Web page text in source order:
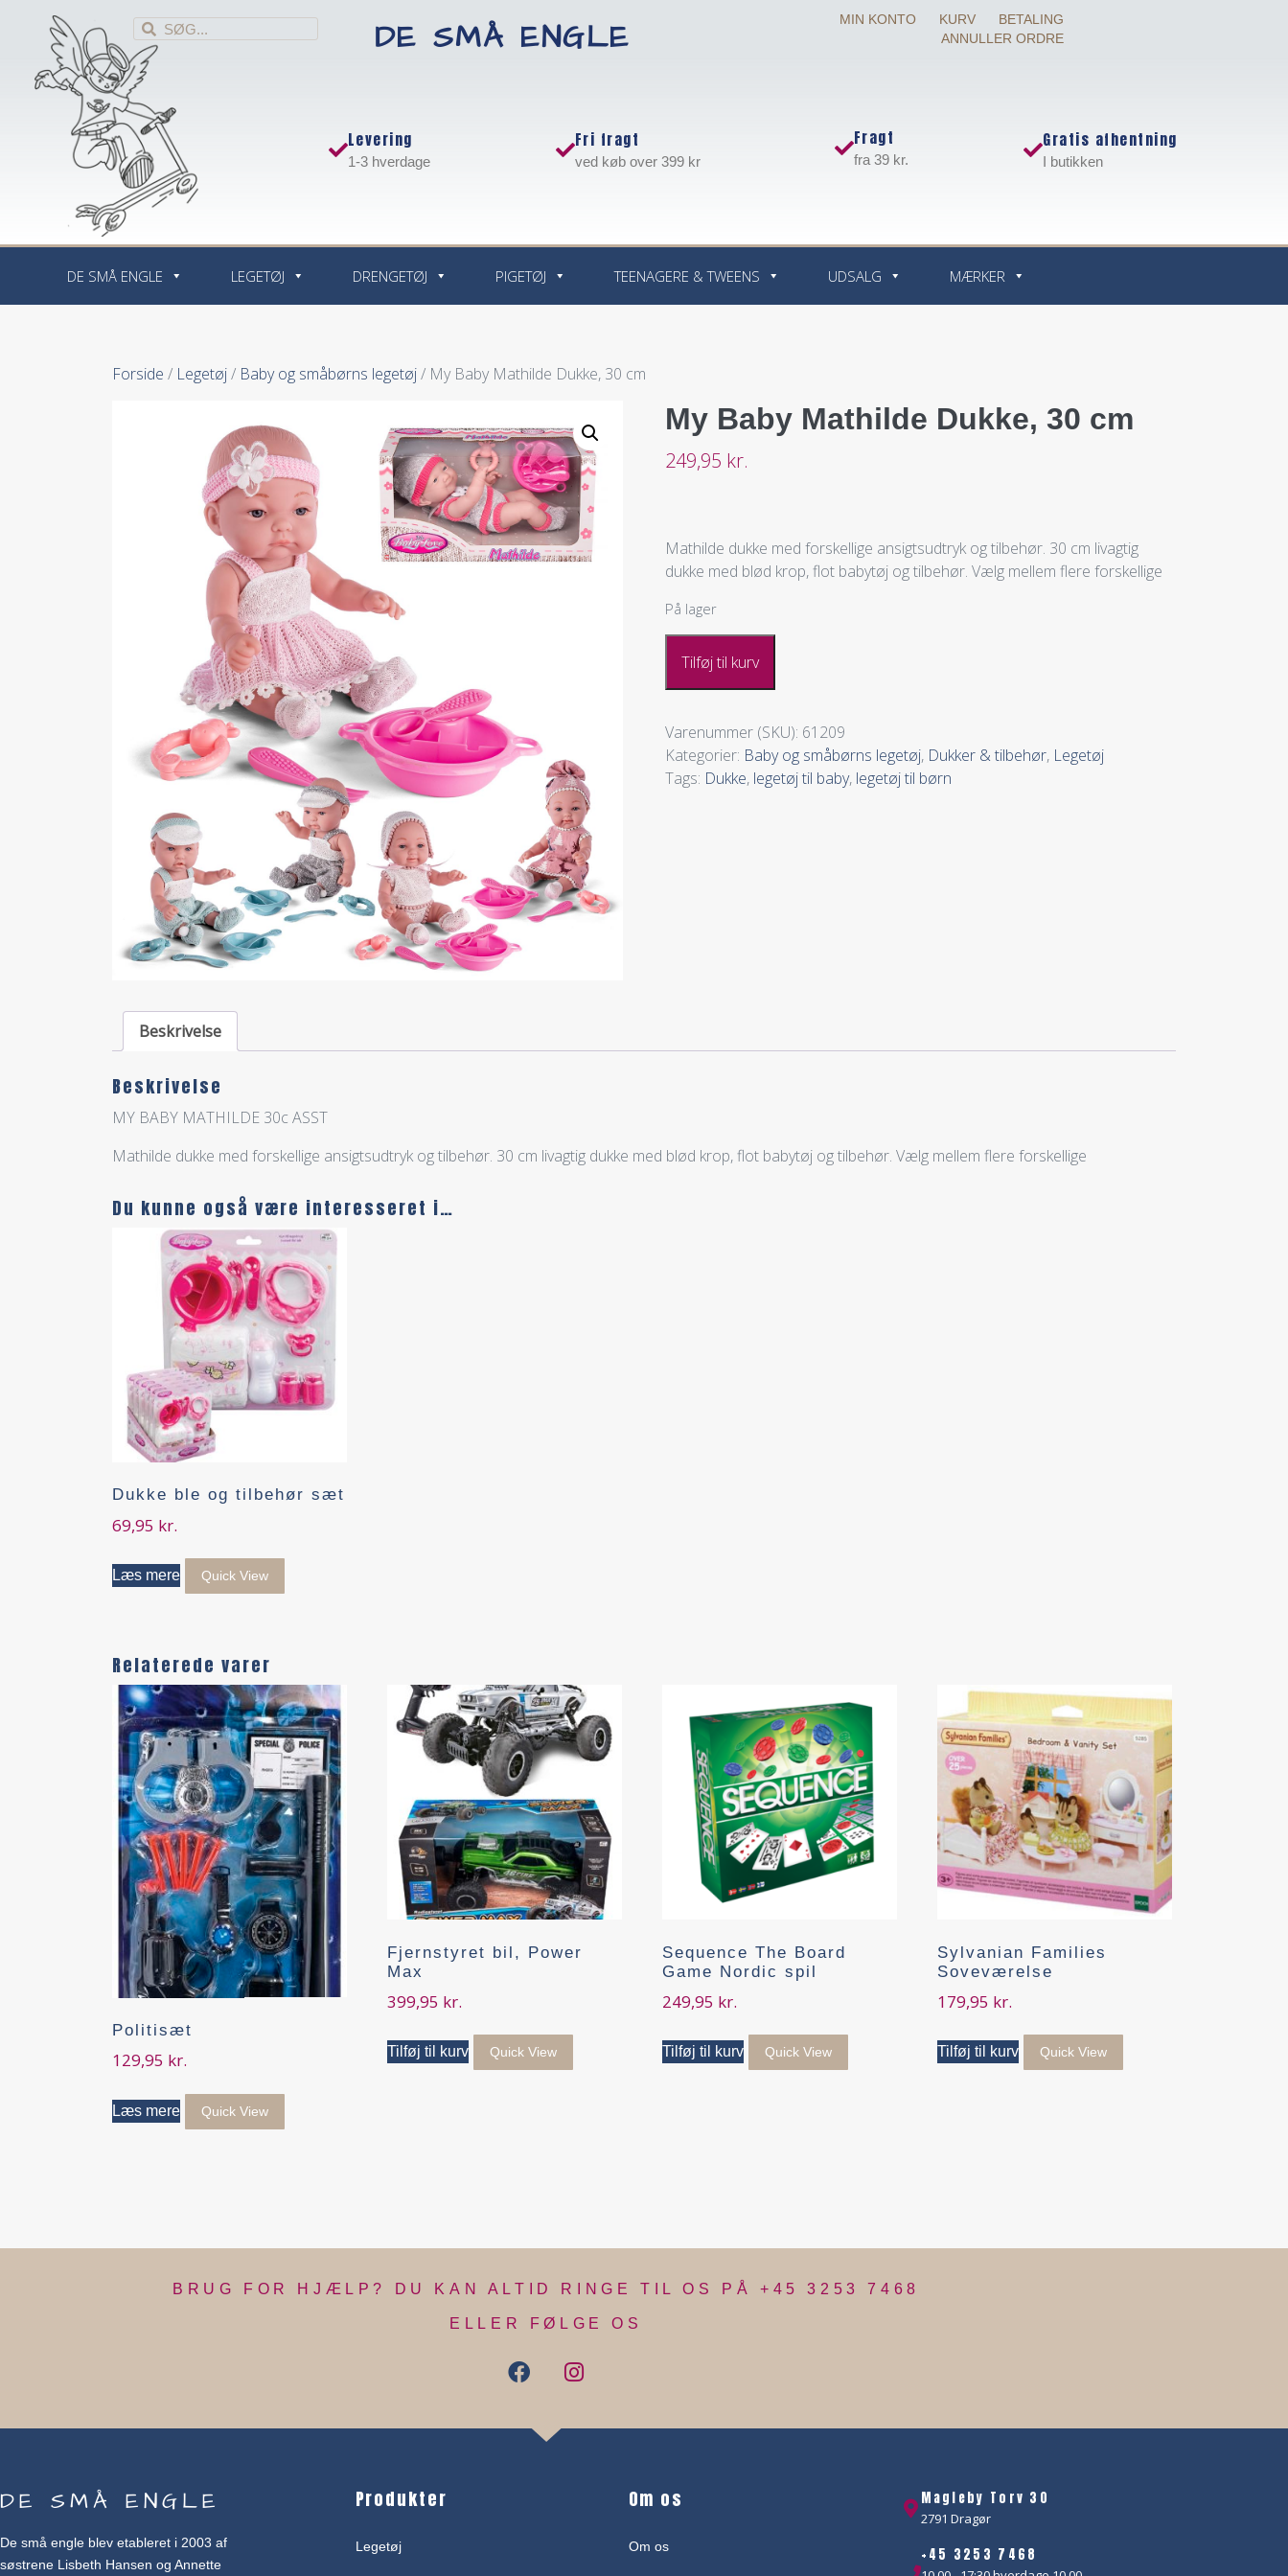
DE SMÅ ENGLE MIN KONTO KURV
BETALING
ANNULLER ORDRE
Levering
1-3 hverdage
Fri fragt
ved køb over 399 kr
Fragt
fra 39 kr.
Gratis afhentning
I butikken
DE SMÅ ENGLE LEGETØJ DRENGETØJ PIGETØJ TEENAGERE & TWEENS UDSALG MÆRKER
Forside / Legetøj/ Baby og småbørns legetøj/ My Baby Mathilde Dukke, 30 cm
My Baby Mathilde Dukke, 30 cm
249,95 kr.
Mathilde dukke med forskellige ansigtsudtryk og tilbehør. 30 cm livagtig
dukke med blød krop, flot babytøj og tilbehør. Vælg mellem flere forskellige
På lager
Tilføj til kurv
Varenummer (SKU): 61209
Kategorier: Baby og småbørns legetøj, Dukker & tilbehør, Legetøj
Tags: Dukke, legetøj til baby, legetøj til børn
Beskrivelse
Beskrivelse
MY BABY MATHILDE 30c ASST
Mathilde dukke med forskellige ansigtsudtryk og tilbehør. 30 cm livagtig dukke med blød krop, flot babytøj og tilbehør. Vælg mellem flere forskellige
Du kunne også være interesseret i…
Dukke ble og tilbehør sæt
69,95 kr.
Læs mere Quick View
Relaterede varer
Politisæt
129,95 kr.
Læs mere Quick View
Fjernstyret bil, Power
Max
399,95 kr.
Tilføj til kurv Quick View
Sequence The Board
Game Nordic spil
249,95 kr.
Tilføj til kurv Quick View
Sylvanian Families
Soveværelse
179,95 kr.
Tilføj til kurv Quick View
BRUG FOR HJÆLP? DU KAN ALTID RINGE TIL OS PÅ +45 3253 7468
ELLER FØLGE OS
DE SMÅ ENGLE
De små engle blev etableret i 2003 af
søstrene Lisbeth Hansen og Annette
Produkter
Legetøj
Om os
Om os
Magleby Torv 30
2791 Dragør
+45 3253 7468